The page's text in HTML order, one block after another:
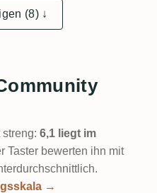
(8) ↓
6,1 liegt im
Taster bewerten ihn mit
→